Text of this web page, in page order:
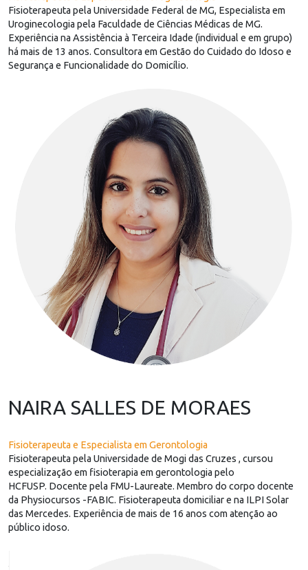
Fisioterapeuta pela Universidade Federal de MG, Especialista em
Uroginecologia pela Faculdade de Ciências Médicas de MG.
Experiência na Assistência à Terceira Idade (individual e em grupo)
há mais de 13 anos. Consultora em Gestão do Cuidado do Idoso e
Segurança e Funcionalidade do Domicílio.
NAIRA SALLES DE MORAES
Fisioterapeuta e Especialista em Gerontologia
Fisioterapeuta pela Universidade de Mogi das Cruzes , cursou
especialização em fisioterapia em gerontologia pelo
HCFUSP. Docente pela FMU-Laureate. Membro do corpo docente
da Physiocursos -FABIC. Fisioterapeuta domiciliar e na ILPI Solar
das Mercedes. Experiência de mais de 16 anos com atenção ao
público idoso.